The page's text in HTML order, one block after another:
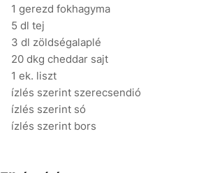
1 gerezd fokhagyma
5 dl tej
3 dl zöldségalaplé
20 dkg cheddar sajt
1 ek. liszt
ízlés szerint szerecsendió
ízlés szerint só
ízlés szerint bors